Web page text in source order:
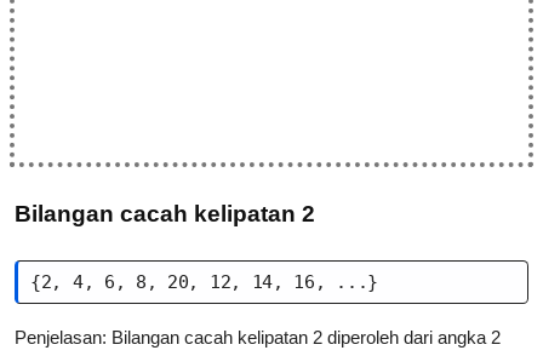
Bilangan cacah kelipatan 2
{2, 4, 6, 8, 20, 12, 14, 16, ...}
Penjelasan: Bilangan cacah kelipatan 2 diperoleh dari angka 2